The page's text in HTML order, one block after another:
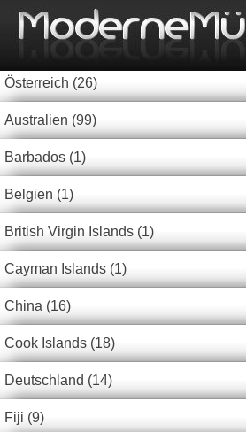
Österreich (26)
Australien (99)
Barbados (1)
Belgien (1)
British Virgin Islands (1)
Cayman Islands (1)
China (16)
Cook Islands (18)
Deutschland (14)
Fiji (9)